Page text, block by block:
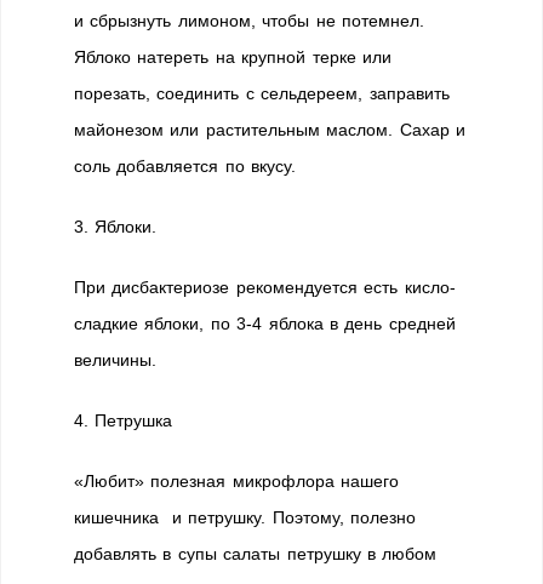
и сбрызнуть лимоном, чтобы не потемнел.
Яблоко натереть на крупной терке или
порезать, соединить с сельдереем, заправить
майонезом или растительным маслом. Сахар и
соль добавляется по вкусу.
3. Яблоки.
При дисбактериозе рекомендуется есть кисло-
сладкие яблоки, по 3-4 яблока в день средней
величины.
4. Петрушка
«Любит» полезная микрофлора нашего
кишечника и петрушку. Поэтому, полезно
добавлять в супы салаты петрушку в любом